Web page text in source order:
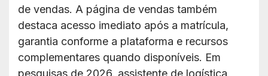
de vendas. A página de vendas também
destaca acesso imediato após a matrícula,
garantia conforme a plataforma e recursos
complementares quando disponíveis. Em
pesquisas de 2026, assistente de logística